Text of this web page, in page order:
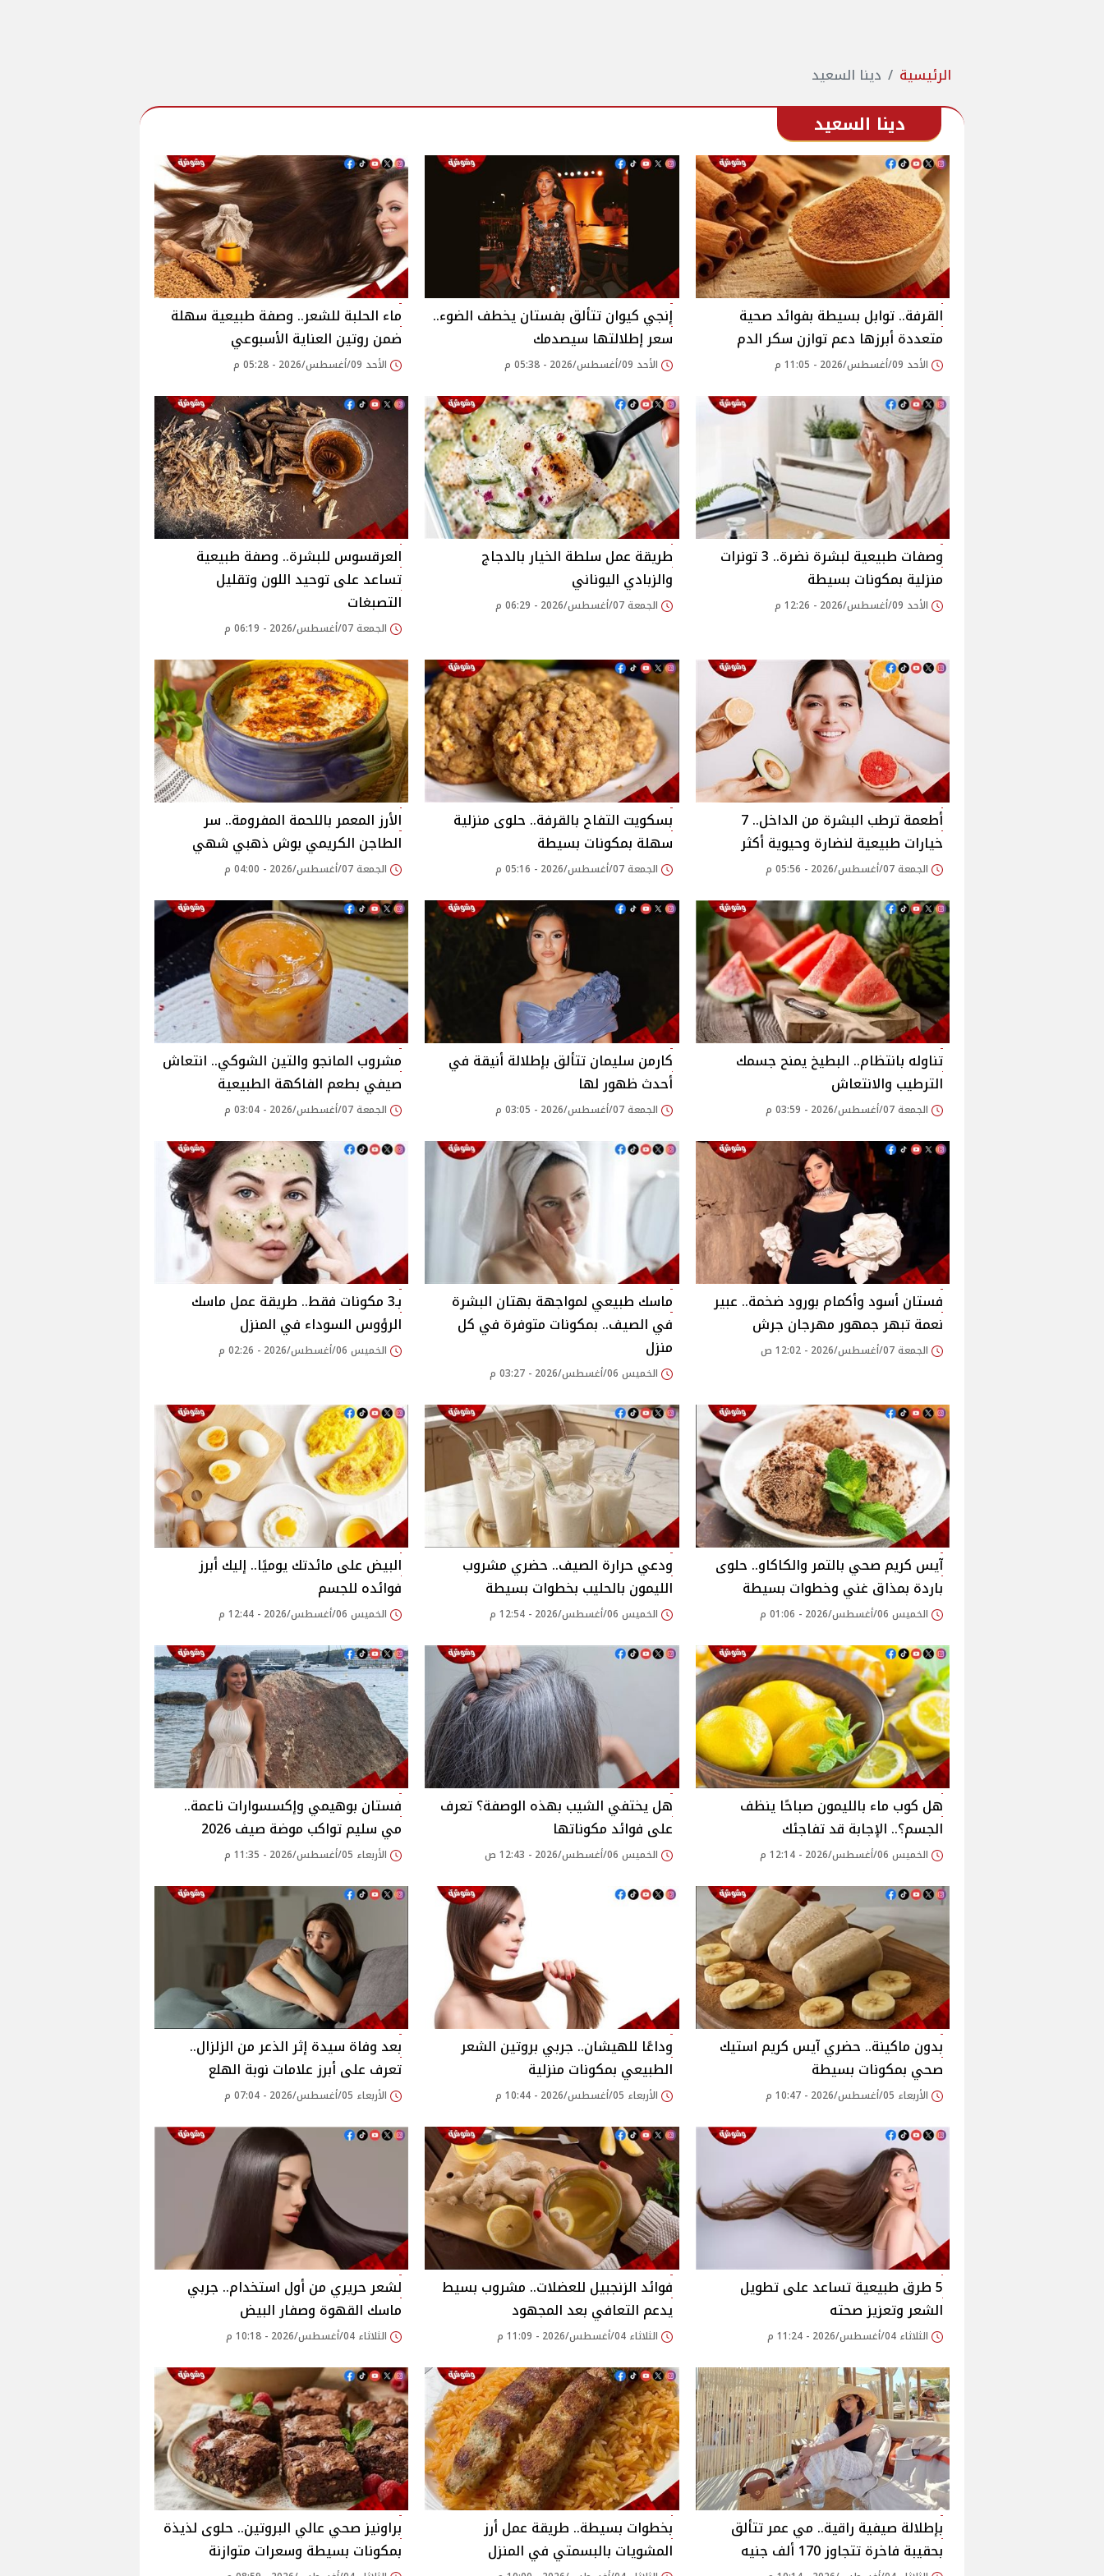
الرئيسية دينا السعيد
دينا السعيد
القرفة.. توابل بسيطة بفوائد صحية
متعددة أبرزها دعم توازن سكر الدم
الأحد 09/أغسطس/2026 - 11:05 م
إنجي كيوان تتألق بفستان يخطف الضوء..
سعر إطلالتها سيصدمك
الأحد 09/أغسطس/2026 - 05:38 م
ماء الحلبة للشعر.. وصفة طبيعية سهلة
ضمن روتين العناية الأسبوعي
الأحد 09/أغسطس/2026 - 05:28 م
وصفات طبيعية لبشرة نضرة.. 3 تونرات
منزلية بمكونات بسيطة
الأحد 09/أغسطس/2026 - 12:26 م
طريقة عمل سلطة الخيار بالدجاج
والزبادي اليوناني
الجمعة 07/أغسطس/2026 - 06:29 م
العرقسوس للبشرة.. وصفة طبيعية
تساعد على توحيد اللون وتقليل
التصبغات
الجمعة 07/أغسطس/2026 - 06:19 م
أطعمة ترطب البشرة من الداخل.. 7
خيارات طبيعية لنضارة وحيوية أكثر
الجمعة 07/أغسطس/2026 - 05:56 م
بسكويت التفاح بالقرفة.. حلوى منزلية
سهلة بمكونات بسيطة
الجمعة 07/أغسطس/2026 - 05:16 م
الأرز المعمر باللحمة المفرومة.. سر
الطاجن الكريمي بوش ذهبي شهي
الجمعة 07/أغسطس/2026 - 04:00 م
تناوله بانتظام.. البطيخ يمنح جسمك
الترطيب والانتعاش
الجمعة 07/أغسطس/2026 - 03:59 م
كارمن سليمان تتألق بإطلالة أنيقة في
أحدث ظهور لها
الجمعة 07/أغسطس/2026 - 03:05 م
مشروب المانجو والتين الشوكي.. انتعاش
صيفي بطعم الفاكهة الطبيعية
الجمعة 07/أغسطس/2026 - 03:04 م
فستان أسود وأكمام بورود ضخمة.. عبير
نعمة تبهر جمهور مهرجان جرش
الجمعة 07/أغسطس/2026 - 12:02 ص
ماسك طبيعي لمواجهة بهتان البشرة
في الصيف.. بمكونات متوفرة في كل
منزل
الخميس 06/أغسطس/2026 - 03:27 م
بـ3 مكونات فقط.. طريقة عمل ماسك
الرؤوس السوداء في المنزل
الخميس 06/أغسطس/2026 - 02:26 م
آيس كريم صحي بالتمر والكاكاو.. حلوى
باردة بمذاق غني وخطوات بسيطة
الخميس 06/أغسطس/2026 - 01:06 م
ودعي حرارة الصيف.. حضري مشروب
الليمون بالحليب بخطوات بسيطة
الخميس 06/أغسطس/2026 - 12:54 م
البيض على مائدتك يوميًا.. إليك أبرز
فوائده للجسم
الخميس 06/أغسطس/2026 - 12:44 م
هل كوب ماء بالليمون صباحًا ينظف
الجسم؟.. الإجابة قد تفاجئك
الخميس 06/أغسطس/2026 - 12:14 م
هل يختفي الشيب بهذه الوصفة؟ تعرف
على فوائد مكوناتها
الخميس 06/أغسطس/2026 - 12:43 ص
فستان بوهيمي وإكسسوارات ناعمة..
مي سليم تواكب موضة صيف 2026
الأربعاء 05/أغسطس/2026 - 11:35 م
بدون ماكينة.. حضري آيس كريم استيك
صحي بمكونات بسيطة
الأربعاء 05/أغسطس/2026 - 10:47 م
وداعًا للهيشان.. جربي بروتين الشعر
الطبيعي بمكونات منزلية
الأربعاء 05/أغسطس/2026 - 10:44 م
بعد وفاة سيدة إثر الذعر من الزلزال..
تعرف على أبرز علامات نوبة الهلع
الأربعاء 05/أغسطس/2026 - 07:04 م
5 طرق طبيعية تساعد على تطويل
الشعر وتعزيز صحته
الثلاثاء 04/أغسطس/2026 - 11:24 م
فوائد الزنجبيل للعضلات.. مشروب بسيط
يدعم التعافي بعد المجهود
الثلاثاء 04/أغسطس/2026 - 11:09 م
لشعر حريري من أول استخدام.. جربي
ماسك القهوة وصفار البيض
الثلاثاء 04/أغسطس/2026 - 10:18 م
بإطلالة صيفية راقية.. مي عمر تتألق
بحقيبة فاخرة تتجاوز 170 ألف جنيه
بخطوات بسيطة.. طريقة عمل أرز
المشويات بالبسمتي في المنزل
براونيز صحي عالي البروتين.. حلوى لذيذة
بمكونات بسيطة وسعرات متوازنة